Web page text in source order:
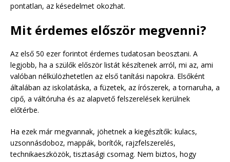
pontatlan, az késedelmet okozhat.
Mit érdemes először megvenni?
Az első 50 ezer forintot érdemes tudatosan beosztani. A
legjobb, ha a szülők először listát készítenek arról, mi az, ami
valóban nélkülözhetetlen az első tanítási napokra. Elsőként
általában az iskolatáska, a füzetek, az írószerek, a tornaruha, a
cipő, a váltóruha és az alapvető felszerelések kerülnek
előtérbe.
Ha ezek már megvannak, jöhetnek a kiegészítők: kulacs,
uzsonnásdoboz, mappák, borítók, rajzfelszerelés,
technikaeszközök, tisztasági csomag. Nem biztos, hogy